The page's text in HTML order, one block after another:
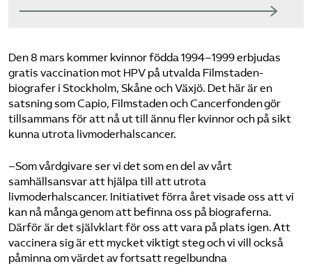
Den 8 mars kommer kvinnor födda 1994–1999 erbjudas
gratis vaccination mot HPV på utvalda Filmstaden-
biografer i Stockholm, Skåne och Växjö. Det här är en
satsning som Capio, Filmstaden och Cancerfonden gör
tillsammans för att nå ut till ännu fler kvinnor och på sikt
kunna utrota livmoderhalscancer.
–Som vårdgivare ser vi det som en del av vårt
samhällsansvar att hjälpa till att utrota
livmoderhalscancer. Initiativet förra året visade oss att vi
kan nå många genom att befinna oss på biograferna.
Därför är det självklart för oss att vara på plats igen. Att
vaccinera sig är ett mycket viktigt steg och vi vill också
påminna om värdet av fortsatt regelbundna